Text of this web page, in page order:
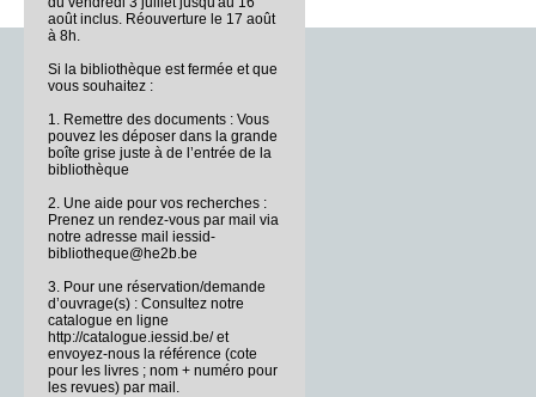
août inclus. Réouverture le 17 août
à 8h.
Si la bibliothèque est fermée et que
vous souhaitez :
1. Remettre des documents : Vous
pouvez les déposer dans la grande
boîte grise juste à de l’entrée de la
bibliothèque
2. Une aide pour vos recherches :
Prenez un rendez-vous par mail via
notre adresse mail iessid-
bibliotheque@he2b.be
3. Pour une réservation/demande
d’ouvrage(s) : Consultez notre
catalogue en ligne
http://catalogue.iessid.be/ et
envoyez-nous la référence (cote
pour les livres ; nom + numéro pour
les revues) par mail.